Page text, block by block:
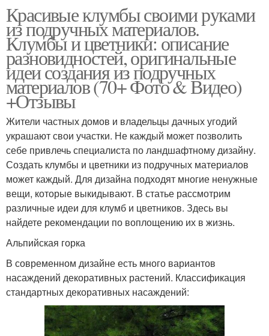
Красивые клумбы своими руками
из подручных материалов.
Клумбы и цветники: описание
разновидностей, оригинальные
идеи создания из подручных
материалов (70+ Фото & Видео)
+Отзывы
Жители частных домов и владельцы дачных угодий
украшают свои участки. Не каждый может позволить
себе привлечь специалиста по ландшафтному дизайну.
Создать клумбы и цветники из подручных материалов
может каждый. Для дизайна подходят многие ненужные
вещи, которые выкидывают. В статье рассмотрим
различные идеи для клумб и цветников. Здесь вы
найдете рекомендации по воплощению их в жизнь.
Альпийская горка
В современном дизайне есть много вариантов
насаждений декоративных растений. Классификация
стандартных декоративных насаждений: